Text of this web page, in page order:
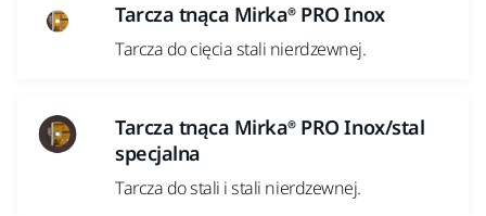
Tarcza tnąca Mirka® PRO Inox
Tarcza do cięcia stali nierdzewnej.
Tarcza tnąca Mirka® PRO Inox/stal
specjalna
Tarcza do stali i stali nierdzewnej.